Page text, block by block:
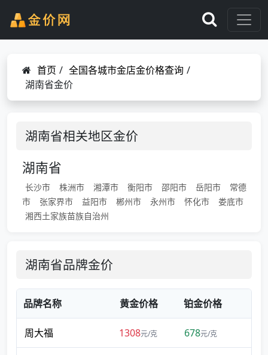
首页 / 全国各城市金店金价格查询 /
湖南省金价
湖南省相关地区金价
湖南省
长沙市 株洲市 湘潭市 衡阳市 邵阳市 岳阳市
常德
市
张家界市 益阳市 郴州市 永州市 怀化市
娄底市
湘西土家族苗族自治州
湖南省品牌金价
品牌名称 黄金价格 铂金价格
周大福 1308元/克 678元/克